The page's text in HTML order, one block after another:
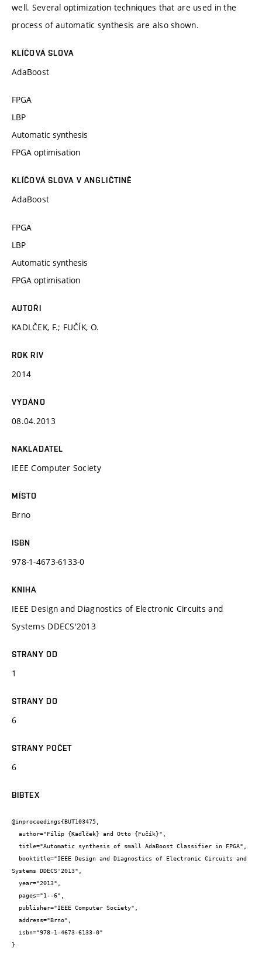
well. Several optimization techniques that are used in the
process of automatic synthesis are also shown.
KLÍČOVÁ SLOVA
AdaBoost
FPGA
LBP
Automatic synthesis
FPGA optimisation
KLÍČOVÁ SLOVA V ANGLIČTINĚ
AdaBoost
FPGA
LBP
Automatic synthesis
FPGA optimisation
AUTOŘI
KADLČEK, F.; FUČÍK, O.
ROK RIV
2014
VYDÁNO
08.04.2013
NAKLADATEL
IEEE Computer Society
MÍSTO
Brno
ISBN
978-1-4673-6133-0
KNIHA
IEEE Design and Diagnostics of Electronic Circuits and
Systems DDECS'2013
STRANY OD
1
STRANY DO
6
STRANY POČET
6
BIBTEX
@inproceedings{BUT103475,
Systems DDECS'2013",
}